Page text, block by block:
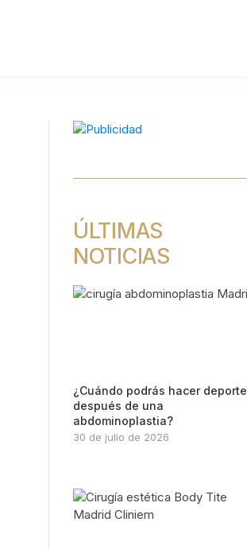
ÚLTIMAS
NOTICIAS
¿Cuándo podrás hacer deporte
después de una
abdominoplastia?
30 de julio de 2026